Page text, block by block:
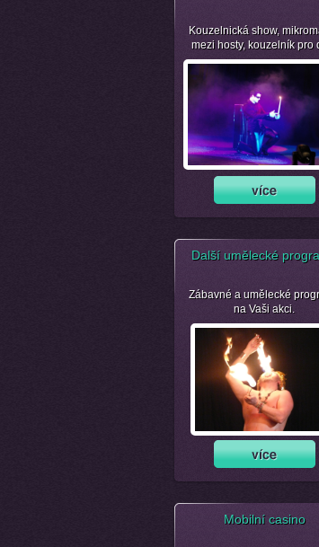
Kouzelnická show,
mezi hosty, kouzelník pro
Další umělecké
Zábavné a umělecké
na Vaši akci.
Mobilní casino